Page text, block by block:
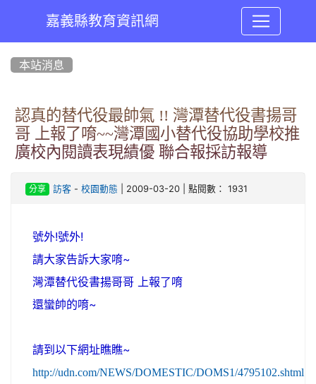
嘉義縣教育資訊網
本站消息
認真的替代役最帥氣 !! 灣潭替代役書揚哥
哥 上報了唷~~灣潭國小替代役協助學校推
廣校內閱讀表現績優 聯合報採訪報導
分享 訪客- 校園動態 | 2009-03-20 | 點閱數： 1931
號外!號外!
請大家告訴大家唷~
灣潭替代役書揚哥哥 上報了唷
還蠻帥的唷~
請到以下網址瞧瞧~
http://udn.com/NEWS/DOMESTIC/DOMS1/4795102.shtml